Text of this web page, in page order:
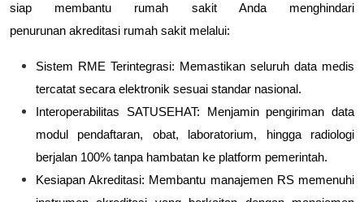
siap membantu rumah sakit Anda menghindari
penurunan akreditasi rumah sakit melalui:
Sistem RME Terintegrasi: Memastikan seluruh data medis
tercatat secara elektronik sesuai standar nasional.
Interoperabilitas SATUSEHAT: Menjamin pengiriman data
modul pendaftaran, obat, laboratorium, hingga radiologi
berjalan 100% tanpa hambatan ke platform pemerintah.
Kesiapan Akreditasi: Membantu manajemen RS memenuhi